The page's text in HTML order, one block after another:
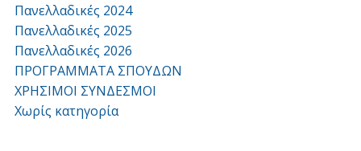
Πανελλαδικές 2024
Πανελλαδικές 2025
Πανελλαδικές 2026
ΠΡΟΓΡΑΜΜΑΤΑ ΣΠΟΥΔΩΝ
ΧΡΗΣΙΜΟΙ ΣΥΝΔΕΣΜΟΙ
Χωρίς κατηγορία